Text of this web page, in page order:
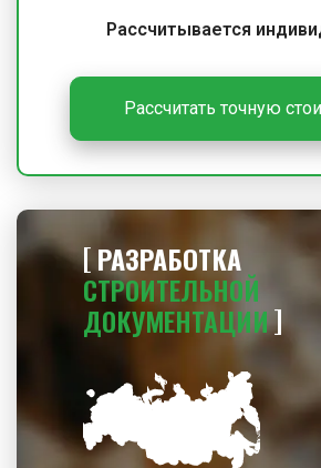
Рассчитывается
Рассчитать точную
РАЗРАБОТКА
СТРОИТЕЛЬНОЙ
ДОКУМЕНТАЦИИ